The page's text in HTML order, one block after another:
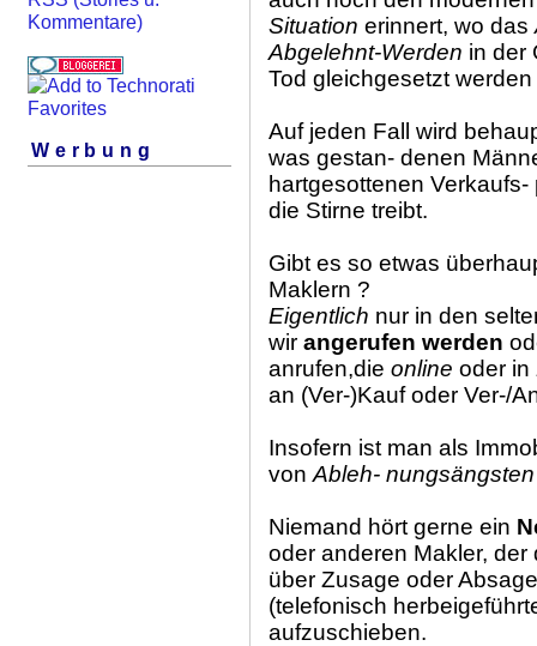
Kommentare)
Werbung
Situation erinnert, wo das
Abgelehnt-Werden in der
Tod gleichgesetzt
Auf jeden Fall wird
was gestan- denen
hartgesottenen
die Stirne treibt.
Gibt es so etwas
Maklern ?
Eigentlich nur in den
wir angerufen werden
anrufen,die online oder in
an (Ver-)Kauf oder Ver-/
Insofern ist man als
von Ableh- nungsängsten
Niemand hört gerne ein
oder anderen Makler,
über Zusage oder
(telefonisch
aufzuschieben.